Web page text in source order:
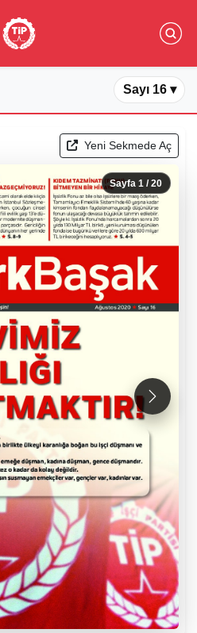
Sayı 16 ▾
Yeni Sekmede Aç
Sayfa1 / 20
Sonraki